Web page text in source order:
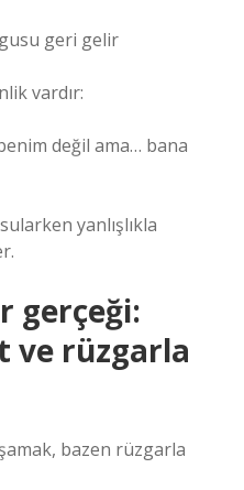
geri gelir
vardır:
değil ama… bana
yanlışlıkla
gerçeği:
ve rüzgarla
bazen rüzgarla